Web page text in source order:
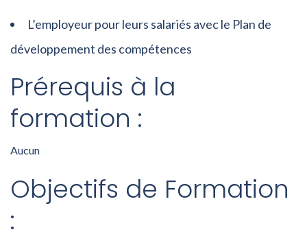
L’employeur pour leurs salariés avec le Plan de
développement des compétences
Prérequis à la
formation :
Aucun
Objectifs de Formation
: